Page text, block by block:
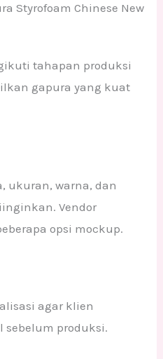
Styrofoam Chinese New
tahapan produksi
gapura yang kuat
ukuran, warna, dan
Vendor
opsi mockup.
agar klien
produksi.